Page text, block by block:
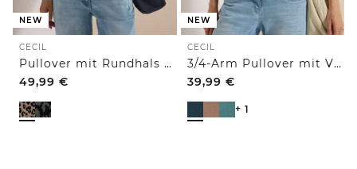
NEW
CECIL
Pullover mit Rundhals und Leo-Muster
49,99 €
NEW
CECIL
3/4-Arm Pullover mit V-Neck und Strukturfront
39,99 €
+ 1